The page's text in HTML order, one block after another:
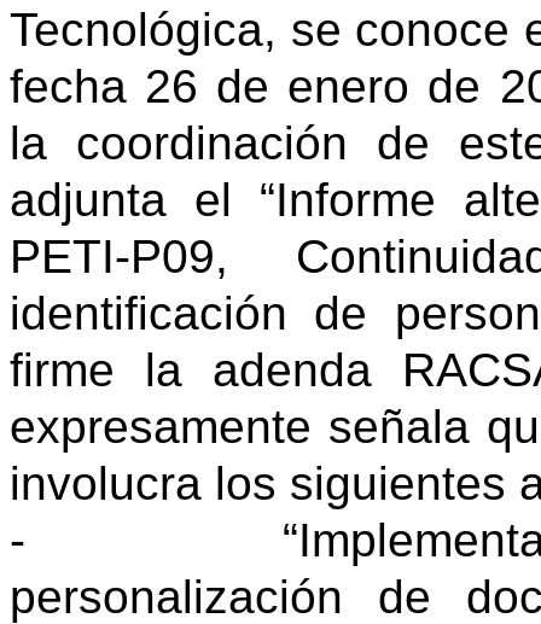
Tecnológica, se conoce
fecha 26 de enero de
la coordinación de
adjunta el “Informe
PETI-P09,
identificación de
firme la adenda
expresamente señala
involucra los siguientes
-
personalización de